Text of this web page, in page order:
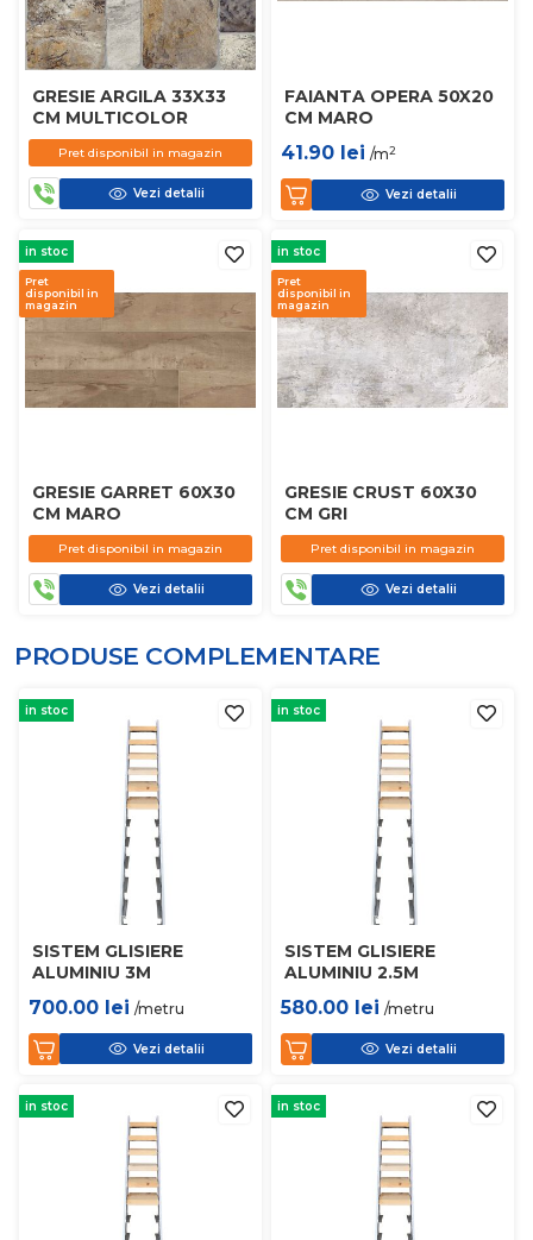
GRESIE ARGILA 33X33
CM MULTICOLOR
Pret disponibil in magazin
Vezi detalii
FAIANTA OPERA 50X20
CM MARO
41.90 lei /m2
Vezi detalii
in stoc
Pret
disponibil in
magazin
GRESIE GARRET 60X30
CM MARO
Pret disponibil in magazin
Vezi detalii
in stoc
Pret
disponibil in
magazin
GRESIE CRUST 60X30
CM GRI
Pret disponibil in magazin
Vezi detalii
PRODUSE COMPLEMENTARE
in stoc
SISTEM GLISIERE
ALUMINIU 3M
700.00 lei /metru
Vezi detalii
in stoc
SISTEM GLISIERE
ALUMINIU 2.5M
580.00 lei /metru
Vezi detalii
in stoc in stoc